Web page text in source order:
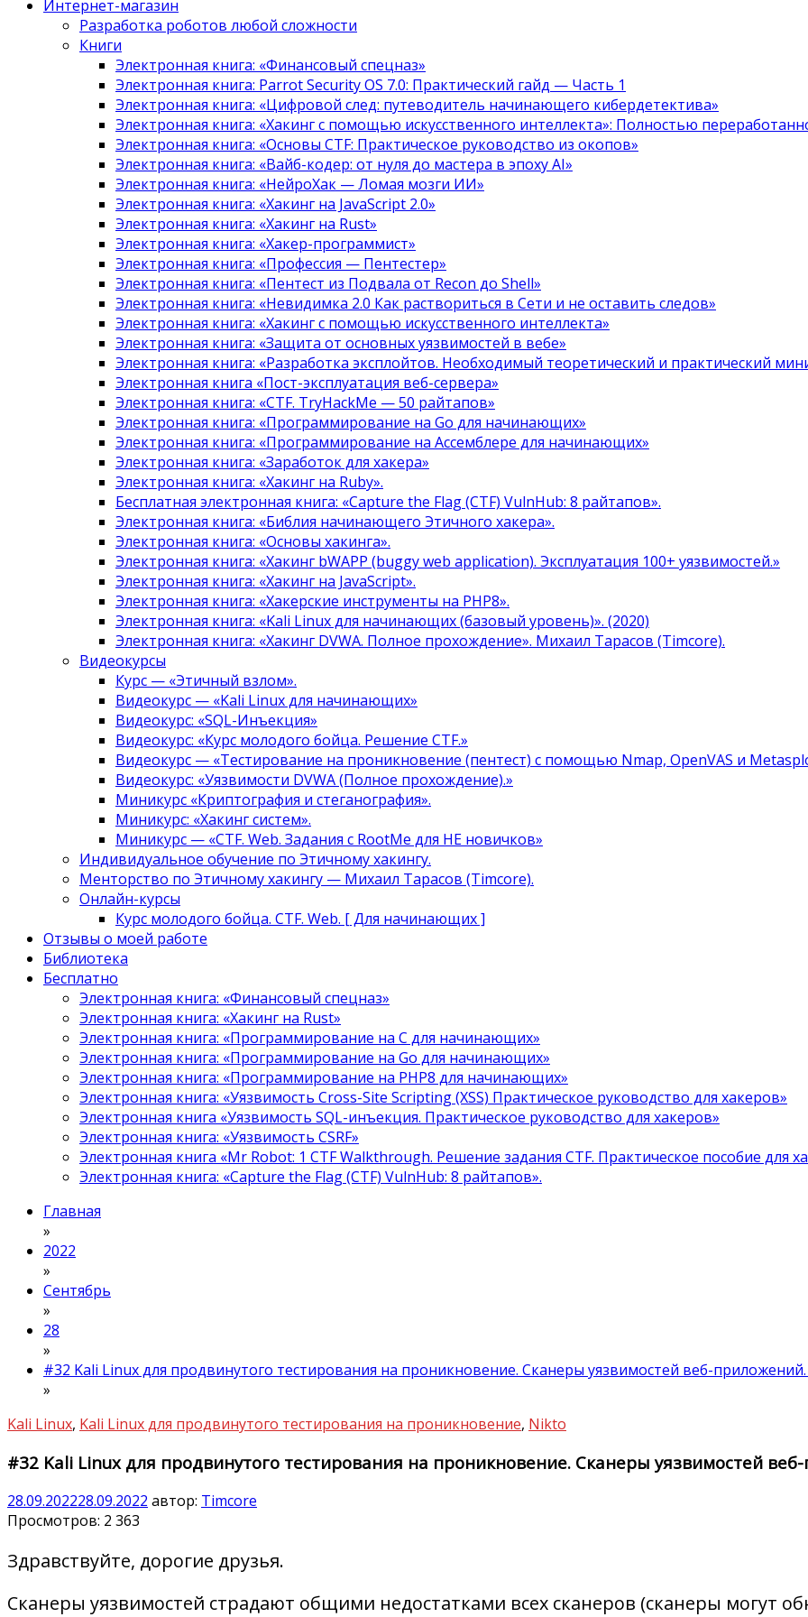
Интернет-магазин
Разработка роботов любой сложности
Книги
Электронная книга: «Финансовый спецназ»
Электронная книга: Parrot Security OS 7.0: Практический гайд — Часть 1
Электронная книга: «Цифровой след: путеводитель начинающего кибердетектива»
Электронная книга: «Хакинг с помощью искусственного интеллекта»: Полностью
Электронная книга: «Основы CTF: Практическое руководство из окопов»
Электронная книга: «Вайб-кодер: от нуля до мастера в эпоху AI»
Электронная книга: «НейроХак — Ломая мозги ИИ»
Электронная книга: «Хакинг на JavaScript 2.0»
Электронная книга: «Хакинг на Rust»
Электронная книга: «Хакер-программист»
Электронная книга: «Профессия — Пентестер»
Электронная книга: «Пентест из Подвала от Recon до Shell»
Электронная книга: «Невидимка 2.0 Как раствориться в Сети и не оставить следов»
Электронная книга: «Хакинг с помощью искусственного интеллекта»
Электронная книга: «Защита от основных уязвимостей в вебе»
Электронная книга: «Разработка эксплойтов. Необходимый теоретический и практический
Электронная книга «Пост-эксплуатация веб-сервера»
Электронная книга: «CTF. TryHackMe — 50 райтапов»
Электронная книга: «Программирование на Go для начинающих»
Электронная книга: «Программирование на Ассемблере для начинающих»
Электронная книга: «Заработок для хакера»
Электронная книга: «Хакинг на Ruby».
Бесплатная электронная книга: «Capture the Flag (CTF) VulnHub: 8 райтапов».
Электронная книга: «Библия начинающего Этичного хакера».
Электронная книга: «Основы хакинга».
Электронная книга: «Хакинг bWAPP (buggy web application). Эксплуатация 100+ уязвимостей.»
Электронная книга: «Хакинг на JavaScript».
Электронная книга: «Хакерские инструменты на PHP8».
Электронная книга: «Kali Linux для начинающих (базовый уровень)». (2020)
Электронная книга: «Хакинг DVWA. Полное прохождение». Михаил Тарасов (Timcore).
Видеокурсы
Курс — «Этичный взлом».
Видеокурс — «Kali Linux для начинающих»
Видеокурс: «SQL-Инъекция»
Видеокурс: «Курс молодого бойца. Решение CTF.»
Видеокурс — «Тестирование на проникновение (пентест) с помощью Nmap, OpenVAS и
Видеокурс: «Уязвимости DVWA (Полное прохождение).»
Миникурс «Криптография и стеганография».
Миникурс: «Хакинг систем».
Миникурс — «CTF. Web. Задания с RootMe для НЕ новичков»
Индивидуальное обучение по Этичному хакингу.
Менторство по Этичному хакингу — Михаил Тарасов (Timcore).
Онлайн-курсы
Курс молодого бойца. CTF. Web. [ Для начинающих ]
Отзывы о моей работе
Библиотека
Бесплатно
Электронная книга: «Финансовый спецназ»
Электронная книга: «Хакинг на Rust»
Электронная книга: «Программирование на C для начинающих»
Электронная книга: «Программирование на Go для начинающих»
Электронная книга: «Программирование на PHP8 для начинающих»
Электронная книга: «Уязвимость Cross-Site Scripting (XSS) Практическое руководство для хакеров»
Электронная книга «Уязвимость SQL-инъекция. Практическое руководство для хакеров»
Электронная книга: «Уязвимость CSRF»
Электронная книга «Mr Robot: 1 CTF Walkthrough. Решение задания CTF. Практическое пособие для
Электронная книга: «Capture the Flag (CTF) VulnHub: 8 райтапов».
Главная
»
2022
»
Сентябрь
»
28
»
#32 Kali Linux для продвинутого тестирования на проникновение. Сканеры уязвимостей веб-
»
Kali Linux, Kali Linux для продвинутого тестирования на проникновение, Nikto
#32 Kali Linux для продвинутого тестирования на проникновение. Сканеры уязвимостей
28.09.202228.09.2022 автор: Timcore
Просмотров: 2 363
Здравствуйте, дорогие друзья.
Сканеры уязвимостей страдают общими недостатками всех сканеров (сканеры могут